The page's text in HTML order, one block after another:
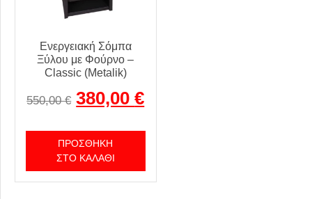
Ενεργειακή Σόμπα
Ξύλου με Φούρνο –
Classic (Metalik)
550,00€ 380,00€
ΠΡΟΣΘΉΚΗ
ΣΤΟ ΚΑΛΆΘΙ